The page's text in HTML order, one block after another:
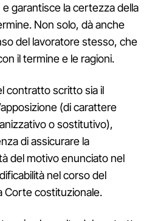
garantisce la certezza della
Non solo, dà anche
del lavoratore stesso, che
il termine e le ragioni.
contratto scritto sia il
(di carattere
o sostitutivo),
di assicurare la
del motivo enunciato nel
nel corso del
Corte costituzionale.